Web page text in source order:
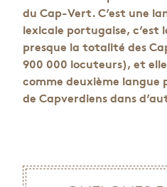
du Cap-Vert. C’est une
lexicale portugaise, c’est
presque la totalité des
900 000 locuteurs), et
comme deuxième langue
de Capverdiens dans